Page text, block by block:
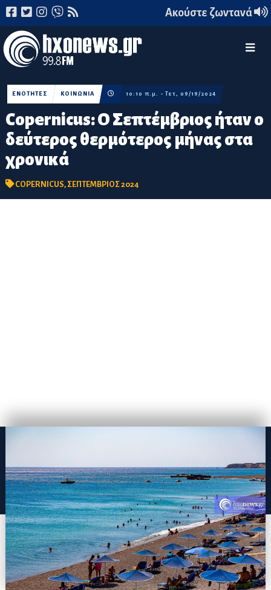
Ακούστε ζωντανά
Copernicus: Ο Σεπτέμβριος ήταν ο
δεύτερος θερμότερος μήνας στα
χρονικά
ΕΝΟΤΗΤΕΣ ΚΟΙΝΩΝΙΑ 10:10 π.μ. - Τετ, 09/19/2024
COPERNICUS, ΣΕΠΤΕΜΒΡΙΟΣ 2024